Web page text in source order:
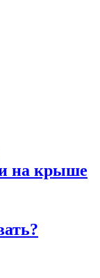
на крыше